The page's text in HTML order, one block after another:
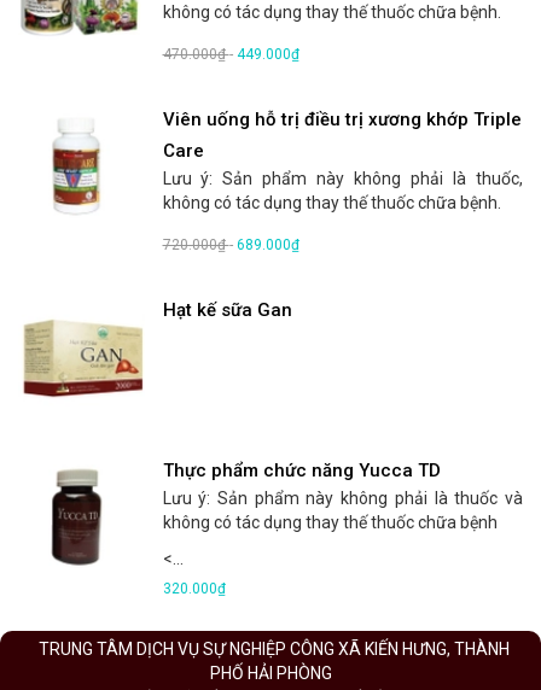
không có tác dụng thay thế thuốc chữa bệnh.
470.000₫- 449.000₫
Viên uống hỗ trị điều trị xương khớp Triple
Care
Lưu ý: Sản phẩm này không phải là thuốc,
không có tác dụng thay thế thuốc chữa bệnh.
720.000₫- 689.000₫
Hạt kế sữa Gan
Thực phẩm chức năng Yucca TD
Lưu ý: Sản phẩm này không phải là thuốc và
không có tác dụng thay thế thuốc chữa bệnh
<...
320.000₫
TRUNG TÂM DỊCH VỤ SỰ NGHIỆP CÔNG XÃ KIẾN HƯNG, THÀNH
PHỐ HẢI PHÒNG